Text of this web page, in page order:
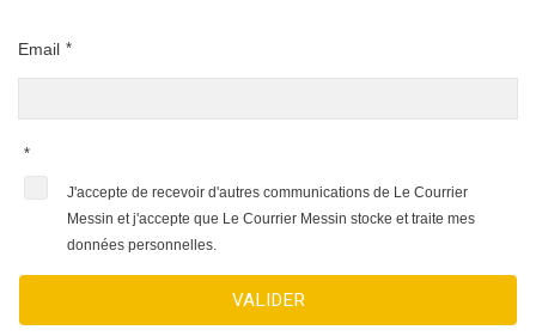
Email *
*
J'accepte de recevoir d'autres communications de Le Courrier
Messin et j'accepte que Le Courrier Messin stocke et traite mes
données personnelles.
VALIDER